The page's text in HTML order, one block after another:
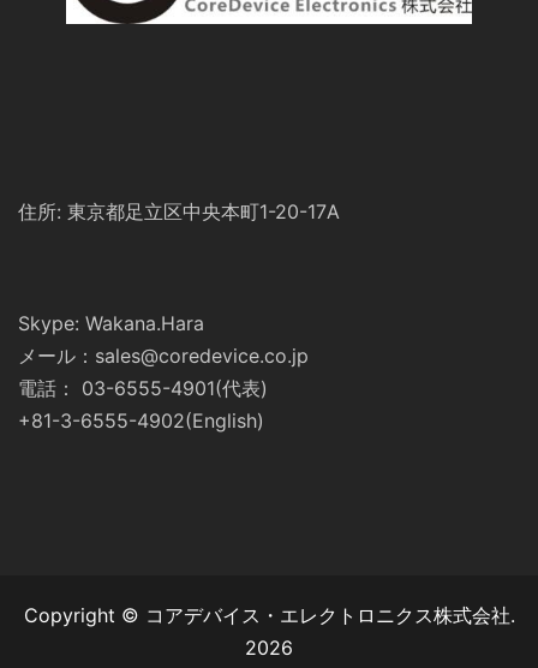
住所: 東京都足立区中央本町1-20-17A
Skype: Wakana.Hara
メール：sales@coredevice.co.jp
電話： 03-6555-4901(代表)
+81-3-6555-4902(English)
Copyright © コアデバイス・エレクトロニクス株式会社.
2026